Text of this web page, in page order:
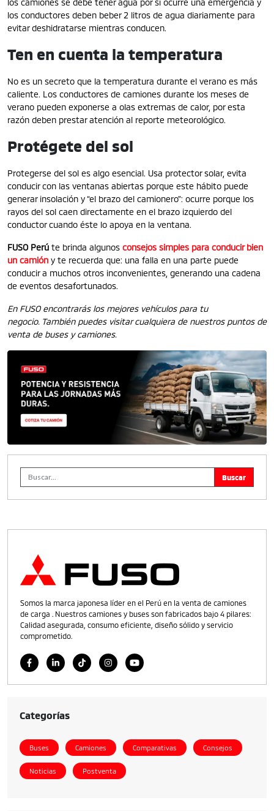
los camiones se debe tener agua por si ocurre una emergencia y
los conductores deben beber 2 litros de agua diariamente para
evitar deshidratarse mientras conducen.
Ten en cuenta la temperatura
No es un secreto que la temperatura durante el verano es más
caliente. Los conductores de camiones durante los meses de
verano pueden exponerse a olas extremas de calor, por esta
razón deben prestar atención al reporte meteorológico.
Protégete del sol
Protegerse del sol es algo esencial. Usa protector solar, evita
conducir con las ventanas abiertas porque este hábito puede
generar insolación y “el brazo del camionero”: ocurre porque los
rayos del sol caen directamente en el brazo izquierdo del
conductor cuando éste lo apoya en la ventana.
FUSO Perú te brinda algunos consejos simples para conducir bien
un camión y te recuerda que: una falla en una parte puede
conducir a muchos otros inconvenientes, generando una cadena
de eventos desafortunados.
En FUSO encontrarás los mejores vehículos para tu
negocio. También puedes visitar cualquiera de nuestros puntos de
venta de buses y camiones.
Somos la marca japonesa líder en el Perú en la venta de camiones
de carga . Nuestros camiones y buses son fabricados bajo 4 pilares:
Calidad asegurada, consumo eficiente, diseño sólido y servicio
comprometido.
Categorías
Buses Camiones Comparativas Consejos
Noticias Postventa